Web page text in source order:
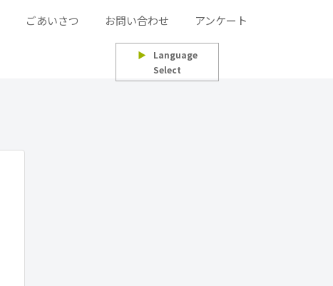
ごあいさつ お問い合わせ アンケート
▶
Language
Select